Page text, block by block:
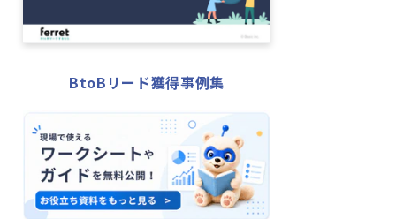
BtoBリード獲得事例集